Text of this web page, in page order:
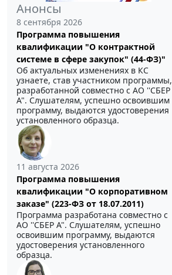
Анонсы
8 сентября 2026
Программа повышения
квалификации "О контрактной
системе в сфере закупок" (44-ФЗ)"
Об актуальных изменениях в КС
узнаете, став участником программы,
разработанной совместно с АО ''СБЕР
А". Слушателям, успешно освоившим
программу, выдаются удостоверения
установленного образца.
11 августа 2026
Программа повышения
квалификации "О корпоративном
заказе" (223-ФЗ от 18.07.2011)
Программа разработана совместно с
АО ''СБЕР А". Слушателям, успешно
освоившим программу, выдаются
удостоверения установленного
образца.